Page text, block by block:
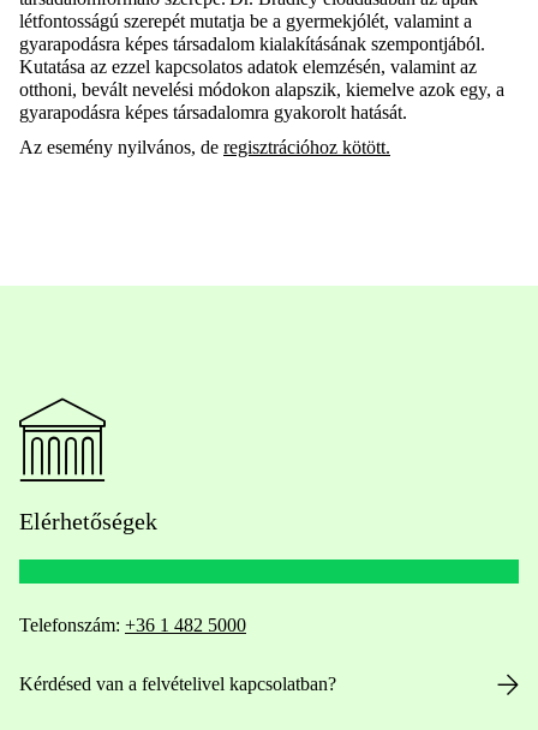
létfontosságú szerepét mutatja be a gyermekjólét, valamint a
gyarapodásra képes társadalom kialakításának szempontjából.
Kutatása az ezzel kapcsolatos adatok elemzésén, valamint az
otthoni, bevált nevelési módokon alapszik, kiemelve azok egy, a
gyarapodásra képes társadalomra gyakorolt hatását.
Az esemény nyilvános, de regisztrációhoz kötött.
Elérhetőségek
Telefonszám: +36 1 482 5000
Kérdésed van a felvételivel kapcsolatban?